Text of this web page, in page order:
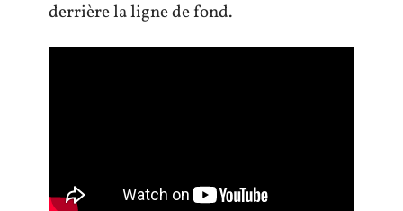
derrière la ligne de fond.